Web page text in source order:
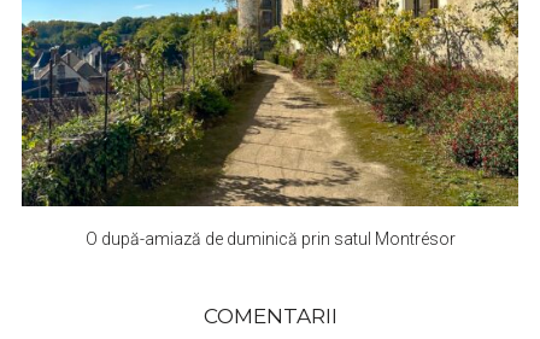
O după-amiază de duminică prin satul Montrésor
COMENTARII